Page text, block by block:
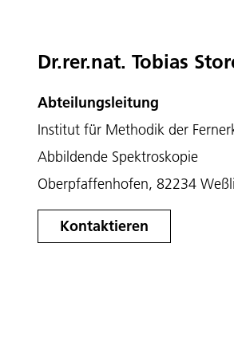
Dr.rer.nat. Tobias
Abteilungsleitung
Institut für Methodik der
Abbildende Spektroskopie
Oberpfaffenhofen, 82234
Kontaktieren